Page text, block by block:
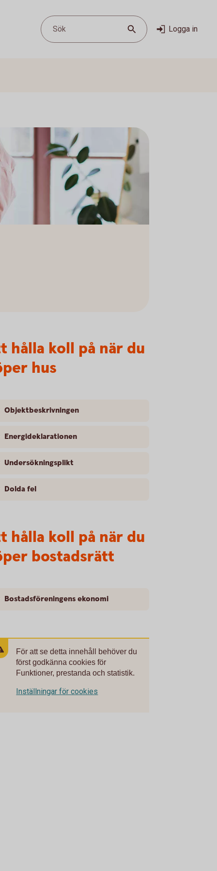
Sök Logga in
hålla koll på när du
hus
Objektbeskrivningen
Energideklarationen
Undersökningsplikt
Dolda fel
hålla koll på när du
bostadsrätt
Bostadsföreningens ekonomi
För att se detta innehåll behöver du
först godkänna cookies för
Funktioner, prestanda och statistik.
Inställningar för cookies